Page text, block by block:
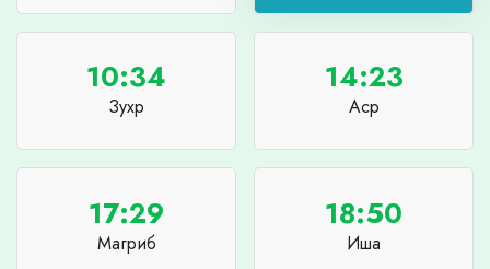
10:34
Зухр
14:23
Аср
17:29
Магриб
18:50
Иша